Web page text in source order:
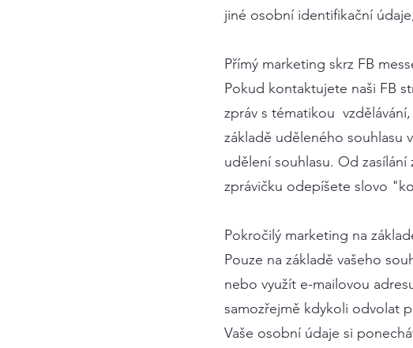
jiné osobní identifikační
Přímý marketing skrz FB
Pokud kontaktujete naši FB
zpráv s tématikou
základě uděleného souhlasu
udělení souhlasu. Od
zprávičku odepíšete slovo
Pokročilý marketing na
Pouze na základě vašeho
nebo využít e-mailovou
samozřejmě kdykoli odvolat
Vaše osobní údaje si